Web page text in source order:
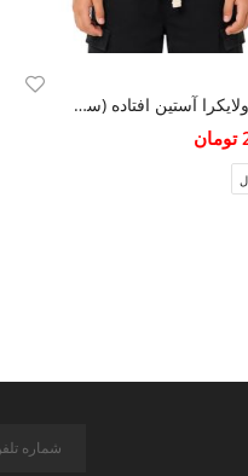
تیشرت یکرولایکرا آستین افتاده (ست با کد 11482)